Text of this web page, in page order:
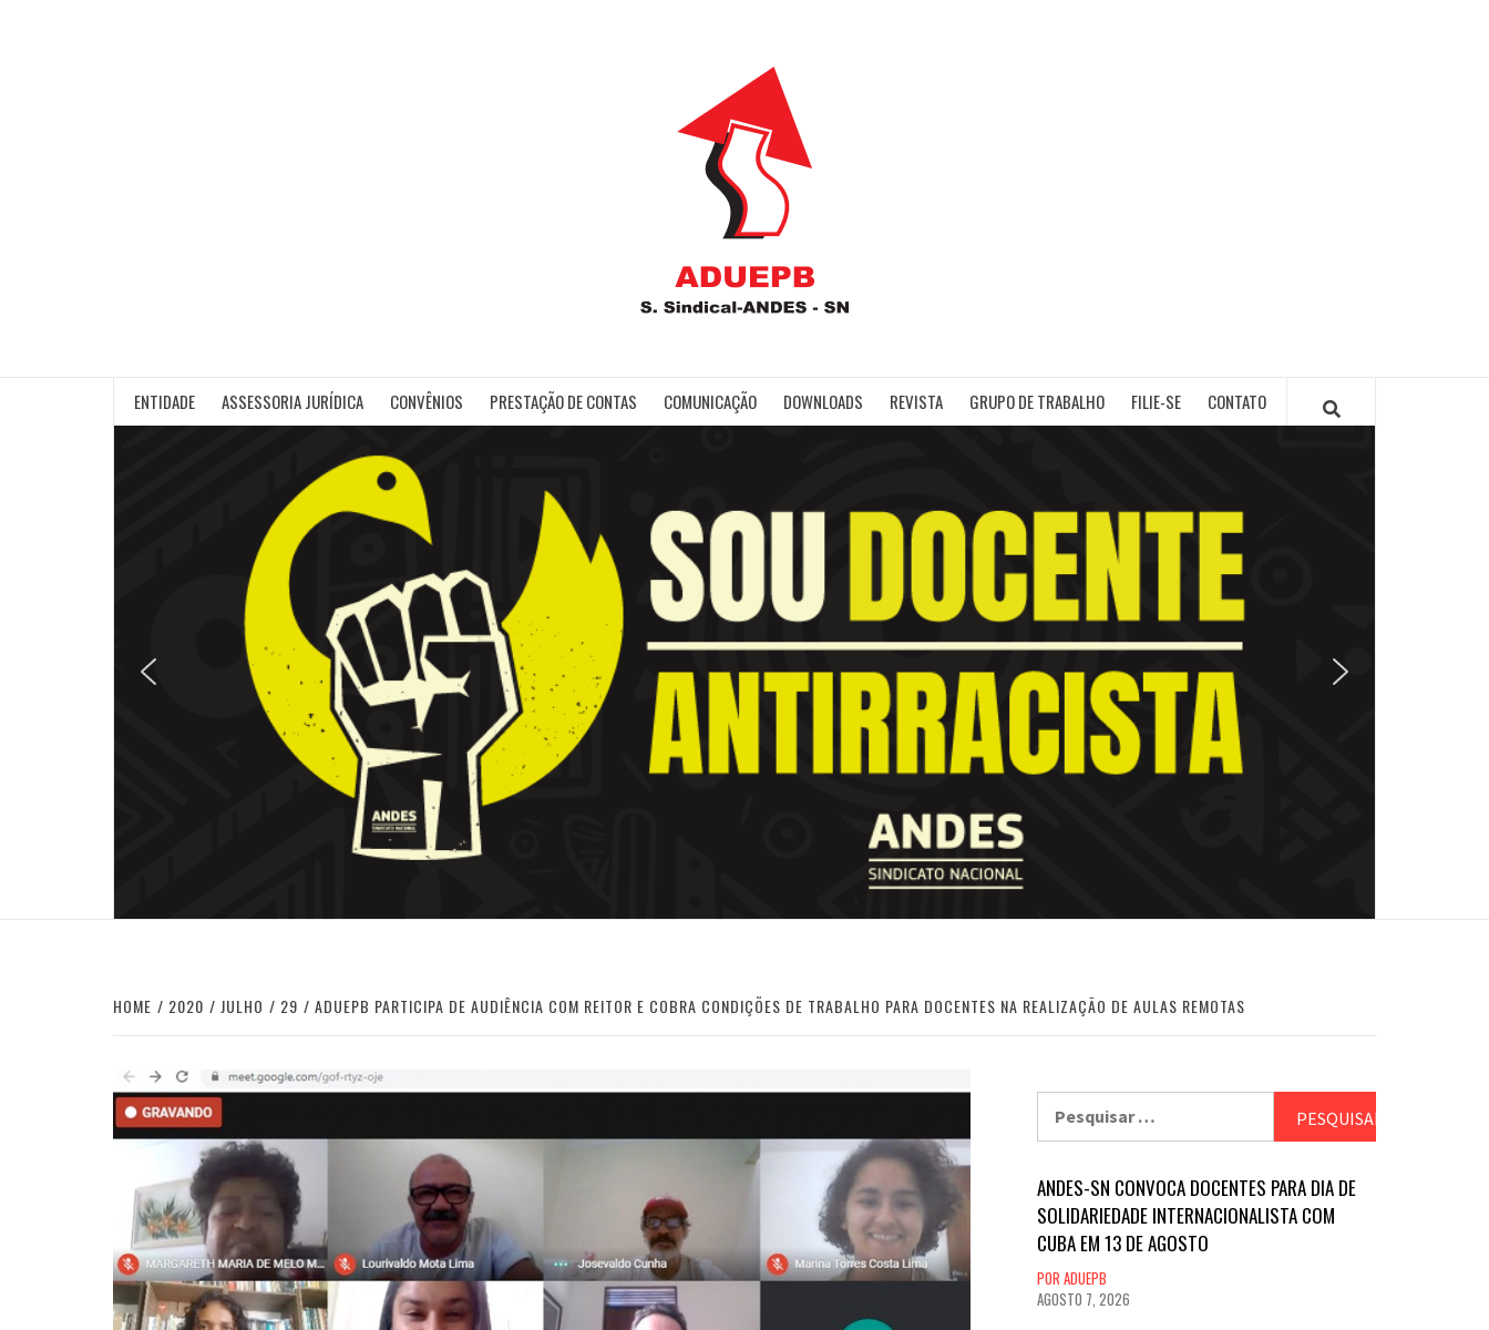
ENTIDADE ASSESSORIA JURÍDICA CONVÊNIOS PRESTAÇÃO DE CONTAS COMUNICAÇÃO DOWNLOADS REVISTA GRUPO DE TRABALHO FILIE-SE CONTATO
HOME 2020 JULHO 29 ADUEPB PARTICIPA DE AUDIÊNCIA COM REITOR E COBRA CONDIÇÕES DE TRABALHO PARA DOCENTES NA REALIZAÇÃO DE AULAS REMOTAS
por:
ANDES-SN CONVOCA DOCENTES PARA DIA DE
SOLIDARIEDADE INTERNACIONALISTA COM
CUBA EM 13 DE AGOSTO
POR ADUEPB
AGOSTO 7, 2026